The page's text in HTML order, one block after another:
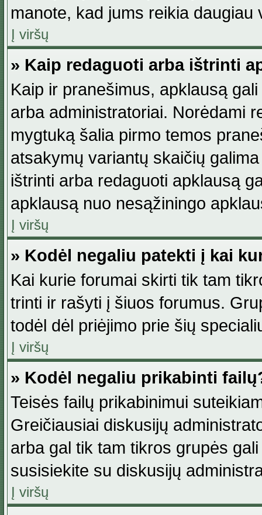
manote, kad jums reikia daugiau
Į viršų
» Kaip redaguoti arba ištrinti
Kaip ir pranešimus, apklausą
arba administratoriai. Norėdami
mygtuką šalia pirmo temos
atsakymų variantų skaičių
ištrinti arba redaguoti apklausą
apklausą nuo nesąžiningo
Į viršų
» Kodėl negaliu patekti į kai
Kai kurie forumai skirti tik tam
trinti ir rašyti į šiuos forumus.
todėl dėl priėjimo prie šių
Į viršų
» Kodėl negaliu prikabinti
Teisės failų prikabinimui
Greičiausiai diskusijų
arba gal tik tam tikros grupės
susisiekite su diskusijų
Į viršų